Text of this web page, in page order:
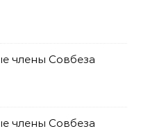
члены Совбеза
члены Совбеза